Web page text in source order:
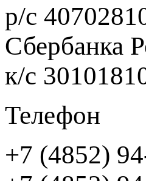
р/с
Сбербанка
к/с
Телефон
+7 (4852)